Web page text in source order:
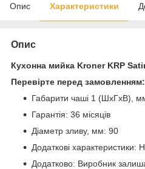
Опис Характеристики
Опис
Кухонна мийка Kroner KRP
Перевірте перед замовленням:
Габарити чаші 1 (ШхГхВ),
Гарантія: 36 місяців
Діаметр зливу, мм: 90
Додаткові характеристики:
Додатково: Виробник